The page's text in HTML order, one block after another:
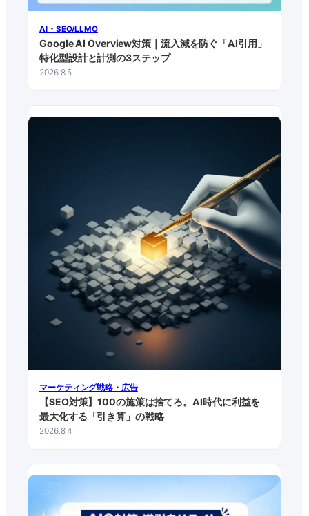
AI・SEO/LLMO
Google AI Overview対策｜流入減を防ぐ「AI引用」
特化型設計と計測の3ステップ
2026.8.5
マーケティング戦略・広告
【SEO対策】100の施策は捨てろ。AI時代に利益を
最大化する「引き算」の戦略
2026.8.4